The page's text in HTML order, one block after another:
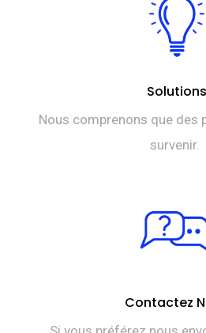
Solutions
Nous comprenons que des
survenir.
Contactez